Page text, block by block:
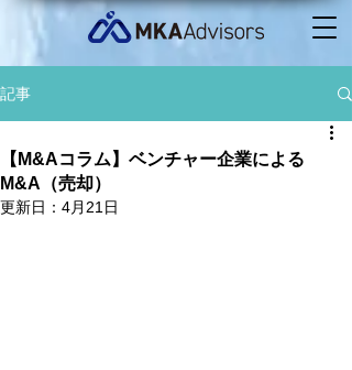
記事
【M&Aコラム】ベンチャー企業による
M&A（売却）
更新日： 4月21日